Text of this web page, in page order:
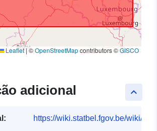
Leaflet|©OpenStreetMapcontributors ©GISCO
keyboard_arrow_up
adicional
https://wiki.statbel.fgov.be/wiki/